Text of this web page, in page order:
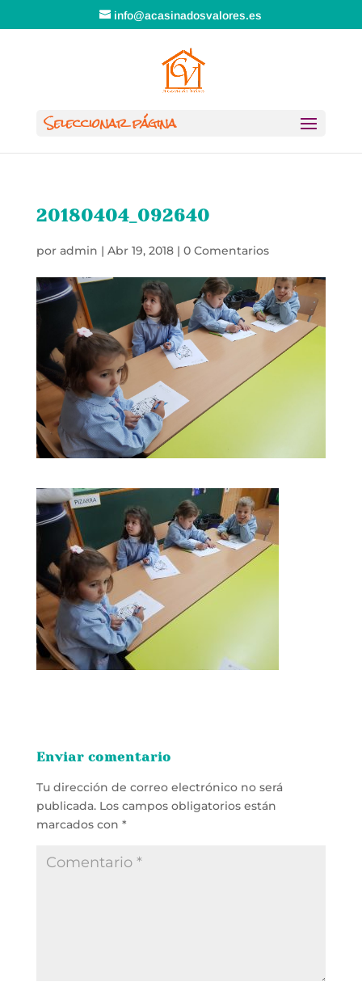
info@acasinadosvalores.es
Seleccionar página
20180404_092640
por admin | Abr 19, 2018| 0 Comentarios
Enviar comentario
Tu dirección de correo electrónico no será
publicada. Los campos obligatorios están
marcados con *